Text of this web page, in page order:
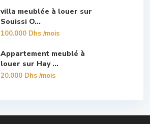
villa meublée à louer sur
Souissi O...
100.000 Dhs/mois
Appartement meublé à
louer sur Hay ...
20.000 Dhs/mois